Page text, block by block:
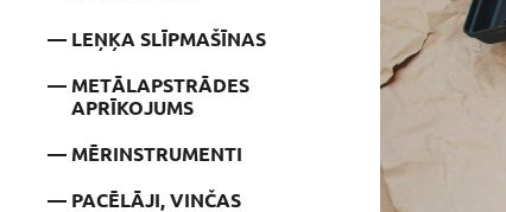
LEŅĶA SLĪPMAŠĪNAS
METĀLAPSTRĀDES
APRĪKOJUMS
MĒRINSTRUMENTI
PACĒLĀJI, VINČAS